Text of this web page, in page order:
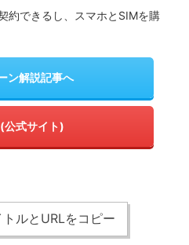
約できるし、スマホとSIMを購
ン解説記事へ
式サイト)
ルとURLをコピー